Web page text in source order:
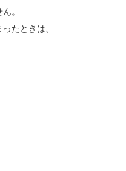
。
たときは、